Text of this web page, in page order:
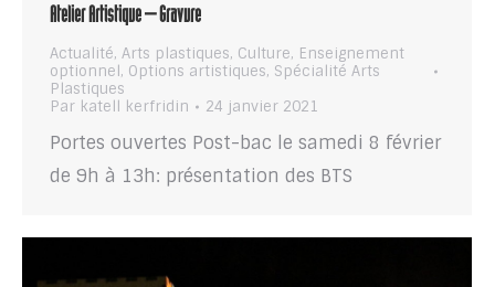
Atelier Artistique – Gravure
Actualité, Arts plastiques, Culture, Enseignement
optionnel, Options artistiques, Spécialité Arts
Plastiques
Par katell kerfridin 24 janvier 2021
Portes ouvertes Post-bac le samedi 8 février
de 9h à 13h: présentation des BTS